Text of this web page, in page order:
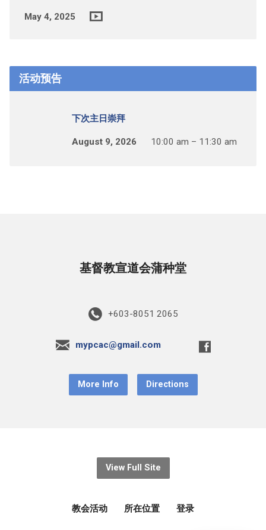
May 4, 2025
活动预告
下次主日崇拜
August 9, 2026 10:00 am – 11:30 am
基督教宣道会蒲种堂
+603-8051 2065
mypcac@gmail.com
More Info Directions
View Full Site
教会活动 所在位置 登录